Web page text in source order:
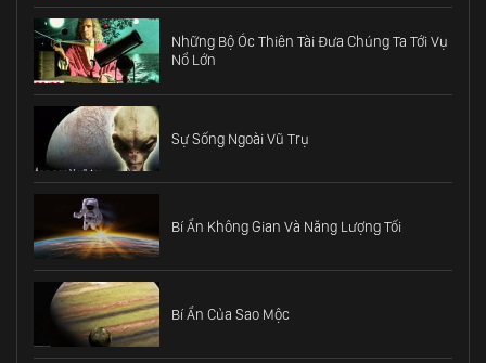
Những Bộ Óc Thiên Tài Đưa Chúng Ta Tới Vụ
Nổ Lớn
Sự Sống Ngoài Vũ Trụ
Bí Ẩn Không Gian Và Năng Lượng Tối
Bí Ẩn Của Sao Mộc